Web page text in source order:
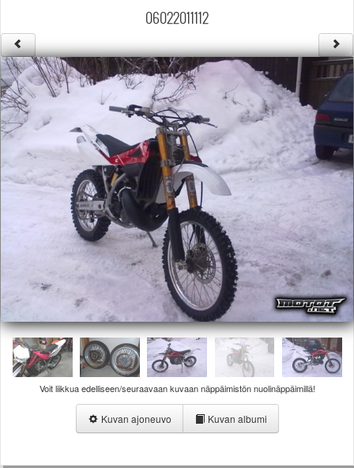
Uudet ajoneuvot
Uudet kuvat
Uudet videot
Uudet kommentit
MYYDÄÄN
Haku
Ajoneuvot
Osat
TIETOPANKKI
TAPAHTUMAT
MP15 kuvia
MP14 kuvia
MP13 kuvia
ACS 2015 kuvia
Lisää uusi tapahtuma
UUTISET
SÄÄ
Valitse paikkakunta
Helsingin sää
Tampereen sää
Oulun sää
06022011112
Voit liikkua edelliseen/seuraavaan kuvaan näppäimistön nuolinäppäimillä!
Kuvan ajoneuvo Kuvan albumi